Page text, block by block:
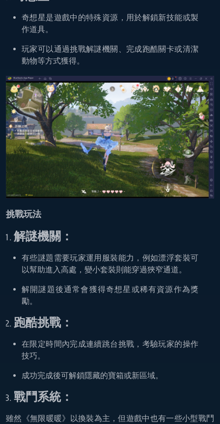
奇想星是遊戲中的特殊資源，用於解鎖新技能或製
作道具。
玩家可以通過挑戰解謎機關、完成跑酷關卡或清潔
動物等方式獲得。
挑戰玩法
解謎機關：
有些謎題需要玩家運用服裝能力，例如漂浮套裝可
以幫助進入高處，變小套裝則能穿過狹窄通道。
解開謎題後通常會獲得奇想星或稀有資源作為獎
勵。
跑酷挑戰：
在限定時間內完成連續跳台挑戰，考驗玩家的操作
技巧。
成功完成後可解鎖隱藏的寶箱或新區域。
戰鬥系統：
雖然《無限暖暖》以換裝為主，但遊戲中也有一些小型戰鬥